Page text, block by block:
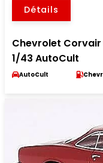
Détails
Chevrolet Corvair
1/43 AutoCult
AutoCult